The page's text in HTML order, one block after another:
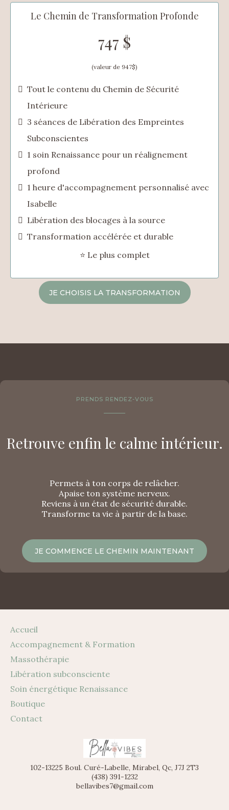
Le Chemin de Transformation Profonde
747 $
(valeur de 947$)
Tout le contenu du Chemin de Sécurité
Intérieure
3 séances de Libération des Empreintes
Subconscientes
1 soin Renaissance pour un réalignement
profond
1 heure d'accompagnement personnalisé avec
Isabelle
Libération des blocages à la source
Transformation accélérée et durable
⭐ Le plus complet
JE CHOISIS LA TRANSFORMATION
PRENDS RENDEZ-VOUS
Retrouve enfin le calme intérieur.
Permets à ton corps de relâcher.
Apaise ton système nerveux.
Reviens à un état de sécurité durable.
Transforme ta vie à partir de la base.
JE COMMENCE LE CHEMIN MAINTENANT
Accueil
Accompagnement & Formation
Massothérapie
Libération subconsciente
Soin énergétique Renaissance
Boutique
Contact
102-13225 Boul. Curé-Labelle, Mirabel, Qc, J7J 2T3
(438) 391-1232
bellavibes7@gmail.com